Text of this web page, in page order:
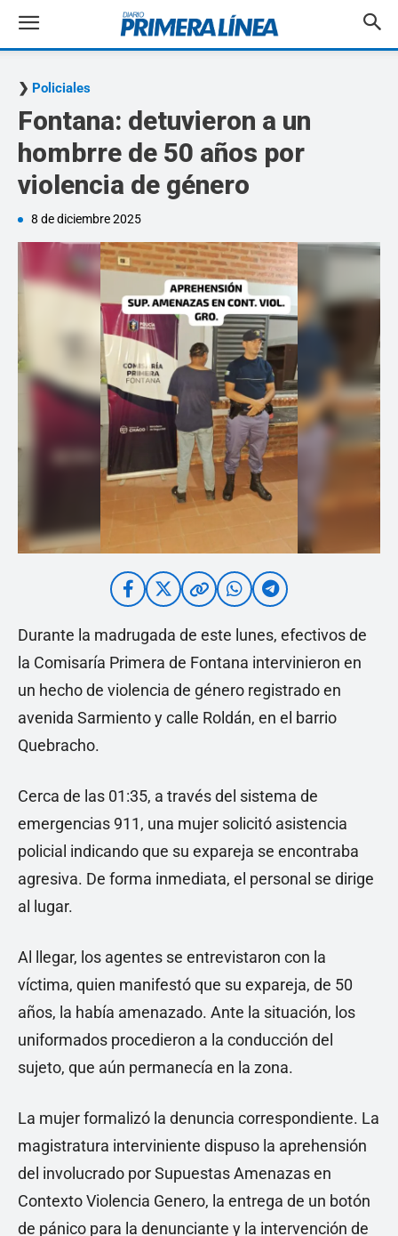
Policiales
Fontana: detuvieron a un
hombrre de 50 años por
violencia de género
8 de diciembre 2025
Durante la madrugada de este lunes, efectivos de
la Comisaría Primera de Fontana intervinieron en
un hecho de violencia de género registrado en
avenida Sarmiento y calle Roldán, en el barrio
Quebracho.
Cerca de las 01:35, a través del sistema de
emergencias 911, una mujer solicitó asistencia
policial indicando que su expareja se encontraba
agresiva. De forma inmediata, el personal se dirige
al lugar.
Al llegar, los agentes se entrevistaron con la
víctima, quien manifestó que su expareja, de 50
años, la había amenazado. Ante la situación, los
uniformados procedieron a la conducción del
sujeto, que aún permanecía en la zona.
La mujer formalizó la denuncia correspondiente. La
magistratura interviniente dispuso la aprehensión
del involucrado por Supuestas Amenazas en
Contexto Violencia Genero, la entrega de un botón
de pánico para la denunciante y la intervención de